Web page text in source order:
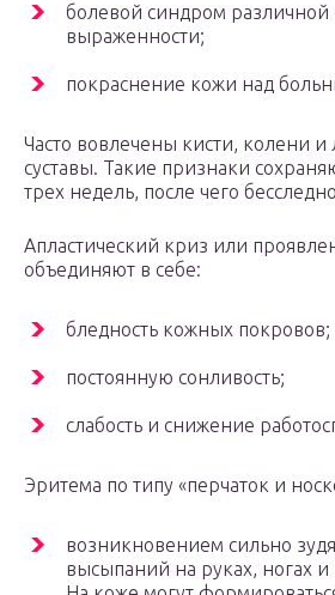
болевой синдром различной
выраженности;
покраснение кожи над
Часто вовлечены кисти, колени и
суставы. Такие признаки
трех недель, после чего
Апластический криз или
объединяют в себе:
бледность кожных покровов;
постоянную сонливость;
слабость и снижение
Эритема по типу «перчаток и
возникновением сильно
высыпаний на руках, ногах и